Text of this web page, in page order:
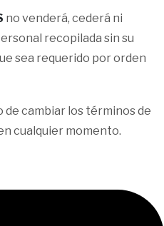
no venderá, cederá ni
recopilada sin su
sea requerido por orden
cambiar los términos de
cualquier momento.